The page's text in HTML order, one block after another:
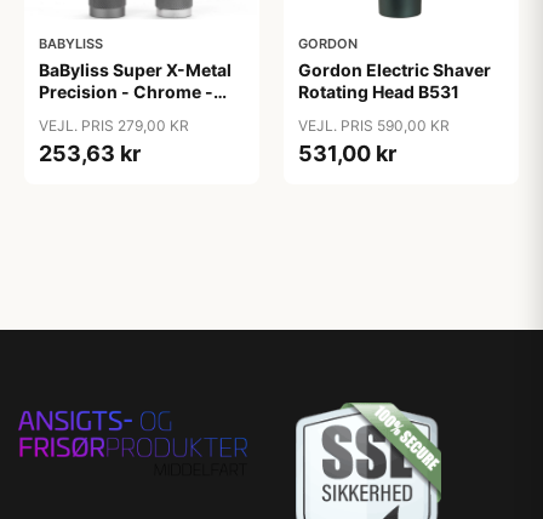
BABYLISS
BaByliss Super X-Metal
Precision - Chrome -
VEJL. PRIS 279,00 KR
253,63 kr
GORDON
Gordon Electric Shaver
Rotating Head B531
VEJL. PRIS 590,00 KR
531,00 kr